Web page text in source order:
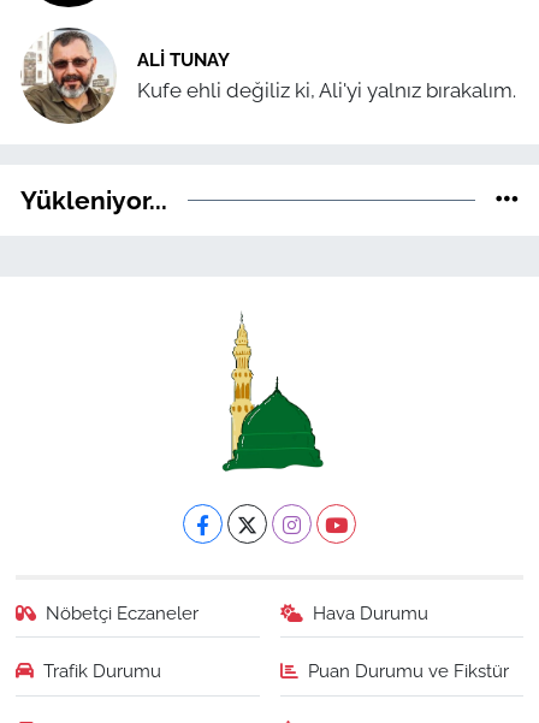
ALI TUNAY
Kufe ehli değiliz ki, Ali'yi yalnız bırakalım.
Yükleniyor...
Nöbetçi Eczaneler Hava Durumu
Trafik Durumu Puan Durumu ve Fikstür